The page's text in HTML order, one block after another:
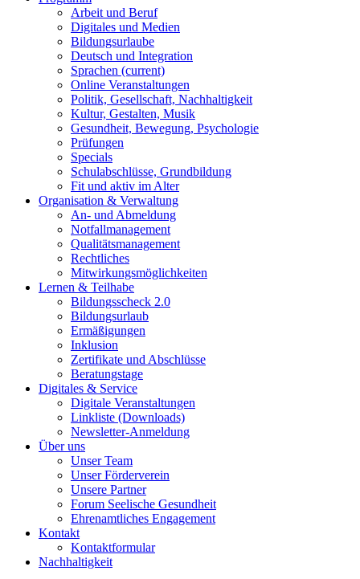
Arbeit und Beruf
Digitales und Medien
Bildungsurlaube
Deutsch und Integration
Sprachen (current)
Online Veranstaltungen
Politik, Gesellschaft, Nachhaltigkeit
Kultur, Gestalten, Musik
Gesundheit, Bewegung, Psychologie
Prüfungen
Specials
Schulabschlüsse, Grundbildung
Fit und aktiv im Alter
Organisation & Verwaltung
An- und Abmeldung
Notfallmanagement
Qualitätsmanagement
Rechtliches
Mitwirkungsmöglichkeiten
Lernen & Teilhabe
Bildungsscheck 2.0
Bildungsurlaub
Ermäßigungen
Inklusion
Zertifikate und Abschlüsse
Beratungstage
Digitales & Service
Digitale Veranstaltungen
Linkliste (Downloads)
Newsletter-Anmeldung
Über uns
Unser Team
Unser Förderverein
Unsere Partner
Forum Seelische Gesundheit
Ehrenamtliches Engagement
Kontakt
Kontaktformular
Nachhaltigkeit